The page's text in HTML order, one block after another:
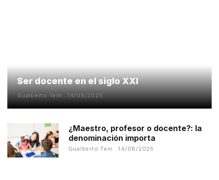
Ser docente en el siglo XXI
Gualberto Tein 14/08/2025
¿Maestro, profesor o docente?: la
denominación importa
Gualberto Tein 14/08/2025